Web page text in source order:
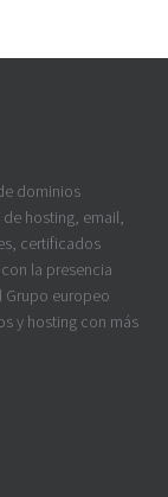
dominios
hosting, email,
certificados
la presencia
Grupo europeo
y hosting con más